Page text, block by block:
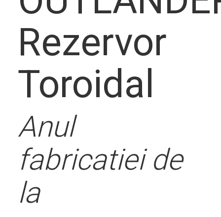
solutie
Contact
Rezervor
Toroidal
Anul
fabricatiei de
la